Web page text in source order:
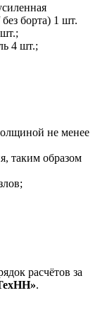
борта) 1 шт.
4 шт.;
не менее
таким образом
расчётов за
.